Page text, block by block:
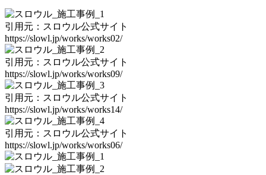
引用元：スロウル公式サイト
https://slowl.jp/works/works02/
引用元：スロウル公式サイト
https://slowl.jp/works/works09/
引用元：スロウル公式サイト
https://slowl.jp/works/works14/
引用元：スロウル公式サイト
https://slowl.jp/works/works06/